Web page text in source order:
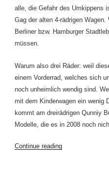
alle, die Gefahr des Umkippens
Gag der alten 4-rädrigen
Berliner bzw. Hamburger
müssen.
Warum also drei Räder: weil
einem Vorderrad, welches sich
noch unheimlich wendig sind.
mit dem Kinderwagen ein wenig
kommt am dreirädrigen Qunniy
Modelle, die es in 2008 noch
Continue reading